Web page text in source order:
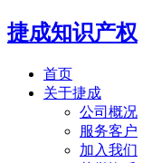
捷成知识产权
首页
关于捷成
公司概况
服务客户
加入我们